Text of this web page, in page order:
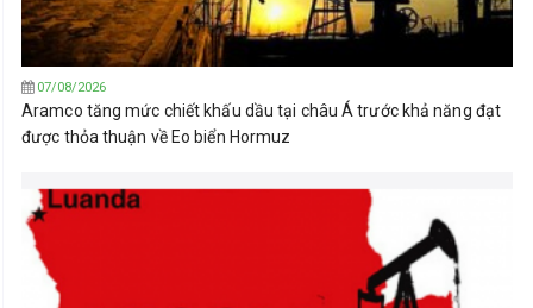
07/08/2026
Aramco tăng mức chiết khấu dầu tại châu Á trước khả năng đạt
được thỏa thuận về Eo biển Hormuz